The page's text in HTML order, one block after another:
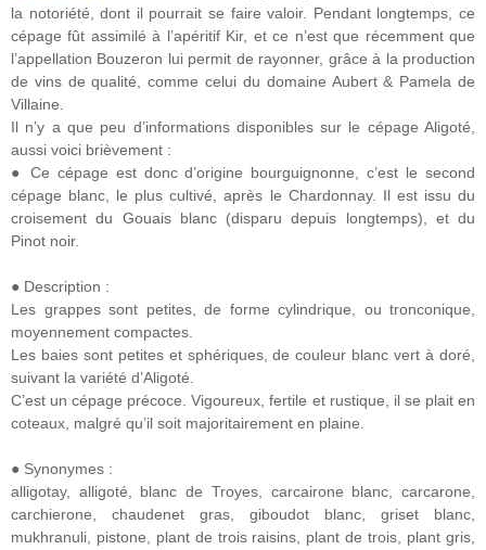
la notoriété, dont il pourrait se faire valoir. Pendant longtemps, ce
cépage fût assimilé à l’apéritif Kir, et ce n’est que récemment que
l’appellation Bouzeron lui permit de rayonner, grâce à la production
de vins de qualité, comme celui du domaine Aubert & Pamela de
Villaine.
Il n’y a que peu d’informations disponibles sur le cépage Aligoté,
aussi voici brièvement :
● Ce cépage est donc d’origine bourguignonne, c’est le second
cépage blanc, le plus cultivé, après le Chardonnay. Il est issu du
croisement du Gouais blanc (disparu depuis longtemps), et du
Pinot noir.
● Description :
Les grappes sont petites, de forme cylindrique, ou tronconique,
moyennement compactes.
Les baies sont petites et sphériques, de couleur blanc vert à doré,
suivant la variété d’Aligoté.
C’est un cépage précoce. Vigoureux, fertile et rustique, il se plait en
coteaux, malgré qu’il soit majoritairement en plaine.
● Synonymes :
alligotay, alligoté, blanc de Troyes, carcairone blanc, carcarone,
carchierone, chaudenet gras, giboudot blanc, griset blanc,
mukhranuli, pistone, plant de trois raisins, plant de trois, plant gris,